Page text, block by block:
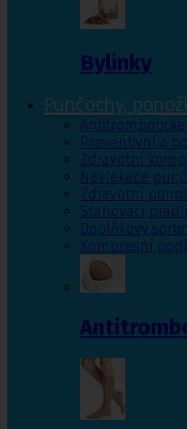
Bylinky
Punčochy,
Preventivní a
Zdravotní
Navlékače
Zdravotní
Stahovací
Doplňkový
Kompresní